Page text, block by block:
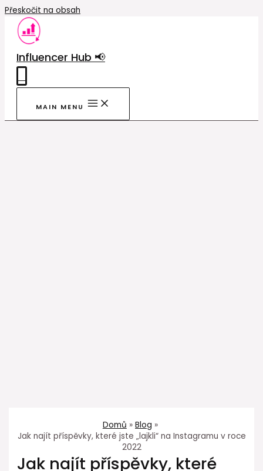
Přeskočit na obsah
Influencer Hub 📢
MAIN MENU
Domů
Blog
Jak najít příspěvky, které jste „lajkli“ na Instagramu v roce
2022
Jak najít příspěvky, které